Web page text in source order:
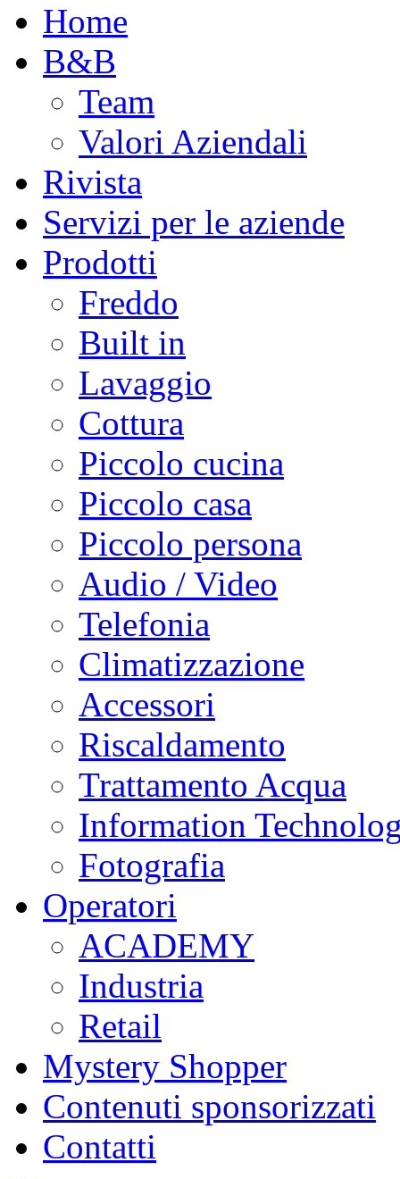
Home
B&B
Team
Valori Aziendali
Rivista
Servizi per le aziende
Prodotti
Freddo
Built in
Lavaggio
Cottura
Piccolo cucina
Piccolo casa
Piccolo persona
Audio / Video
Telefonia
Climatizzazione
Accessori
Riscaldamento
Trattamento Acqua
Information
Fotografia
Operatori
ACADEMY
Industria
Retail
Mystery Shopper
Contenuti sponsorizzati
Contatti